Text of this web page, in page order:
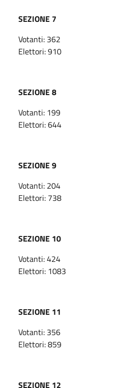
SEZIONE 7
Votanti: 362
Elettori: 910
SEZIONE 8
Votanti: 199
Elettori: 644
SEZIONE 9
Votanti: 204
Elettori: 738
SEZIONE 10
Votanti: 424
Elettori: 1083
SEZIONE 11
Votanti: 356
Elettori: 859
SEZIONE 12